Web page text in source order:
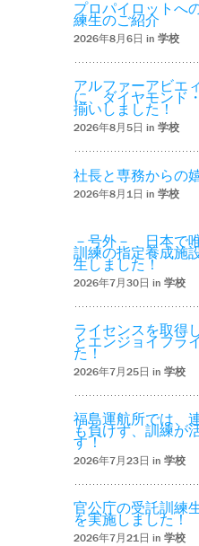
プロパイロットへ
練生のご紹介
2026年8月6日 in 学校
アルファーアビエ
に、ダイヤモンド
揃いしました！
2026年8月5日 in 学校
社長と専務からの
2026年8月1日 in 学校
－号外－ 日本で
訓練の指定養成施
生しました！
2026年7月30日 in 学校
ライセンスを取得
とエンジョイフラ
た！
2026年7月25日 in 学校
福島運航所では、
も負けず、訓練が
す！
2026年7月23日 in 学校
官公庁の受託訓練
を実施しました！
2026年7月21日 in 学校